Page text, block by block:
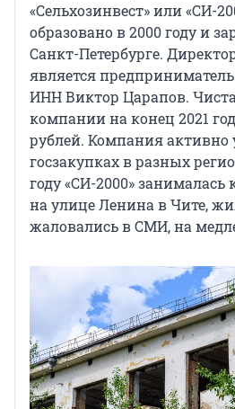
«Сельхозинвест» или «СИ-
образовано в 2000 году и
Санкт-Петербурге.
является
ИНН Виктор Царапов.
компании на конец 2021
рублей. Компания активно
госзакупках в разных
году «СИ-2000»
на улице Ленина в Чите,
жаловались в СМИ, на